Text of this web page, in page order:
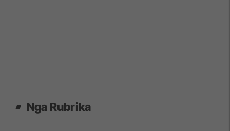
Nga Rubrika